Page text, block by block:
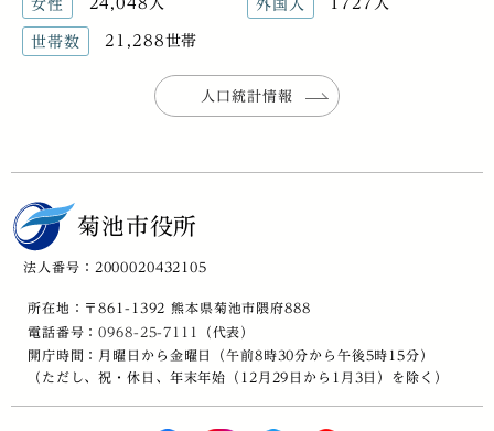
女性 外国人
世帯数 21,288世帯
人口統計情報
菊池市役所
法人番号：2000020432105
所在地：〒861-1392 熊本県菊池市隈府888
電話番号：0968-25-7111
（代表）
開庁時間：月曜日から金曜日（午前8時30分から午後5時15分）
（ただし、祝・休日、年末年始（12月29日から1月3日）を除く）